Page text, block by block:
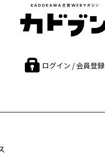
ログイン / 会員登録